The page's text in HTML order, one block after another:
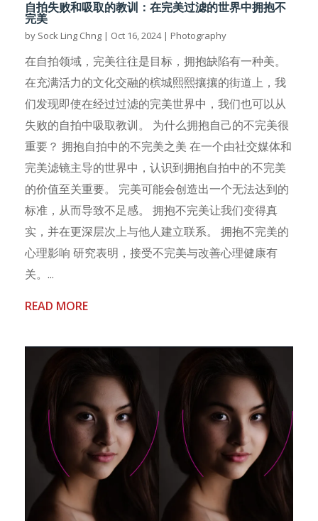
自拍失败和吸取的教训：在完美过滤的世界中拥抱不
完美
by Sock Ling Chng | Oct 16, 2024| Photography
在自拍领域，完美往往是目标，拥抱缺陷有一种美。
在充满活力的文化交融的槟城熙熙攘攘的街道上，我
们发现即使在经过过滤的完美世界中，我们也可以从
失败的自拍中吸取教训。 为什么拥抱自己的不完美很
重要？ 拥抱自拍中的不完美之美 在一个由社交媒体和
完美滤镜主导的世界中，认识到拥抱自拍中的不完美
的价值至关重要。 完美可能会创造出一个无法达到的
标准，从而导致不足感。 拥抱不完美让我们变得真
实，并在更深层次上与他人建立联系。 拥抱不完美的
心理影响 研究表明，接受不完美与改善心理健康有
关。...
READ MORE